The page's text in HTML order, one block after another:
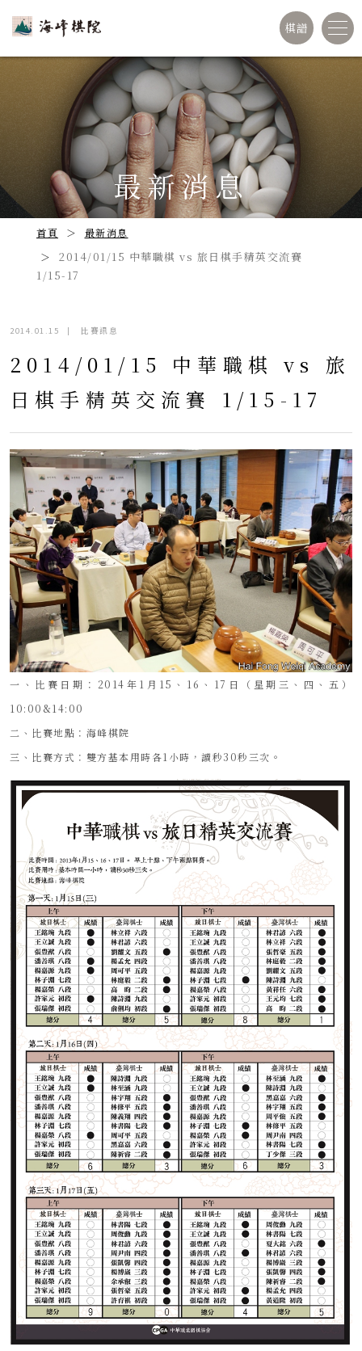
棋譜
最新消息
首頁 最新消息
2014/01/15 中華職棋 vs 旅日棋手精英交流賽
1/15-17
2014.01.15 | 比賽訊息
2014/01/15 中華職棋 vs 旅
日棋手精英交流賽 1/15-17
一、比賽日期：2014年1月15、16、17日（星期三、四、五）
10:00&14:00
二、比賽地點：海峰棋院
三、比賽方式：雙方基本用時各1小時，讀秒30秒三次。